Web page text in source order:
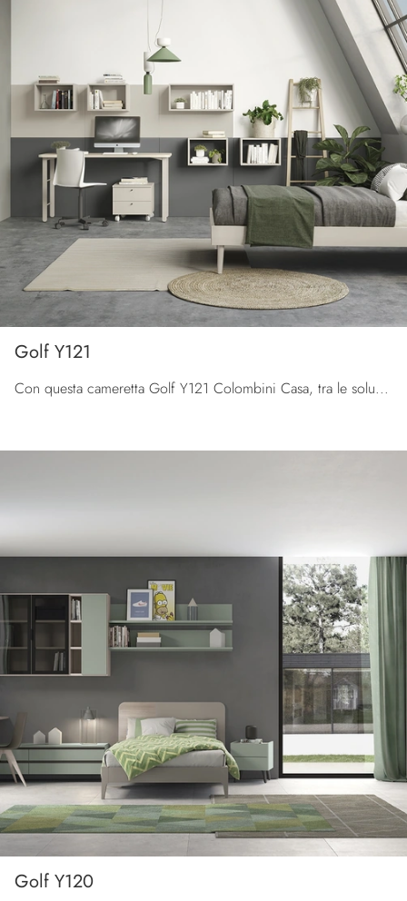
Golf Y121
Con questa cameretta Golf Y121 Colombini Casa, tra le soluzioni componibili, potrai progettare stanze moderne per ragazzi.
Golf Y120